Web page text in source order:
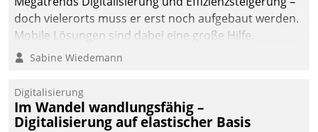
doch vielerorts muss er erst noch aufgebaut werden.
Mobile Lösungen sind dabei eine große Hilfe.
Sabine Wiedemann
Digitalisierung
Im Wandel wandlungsfähig –
Digitalisierung auf elastischer Basis